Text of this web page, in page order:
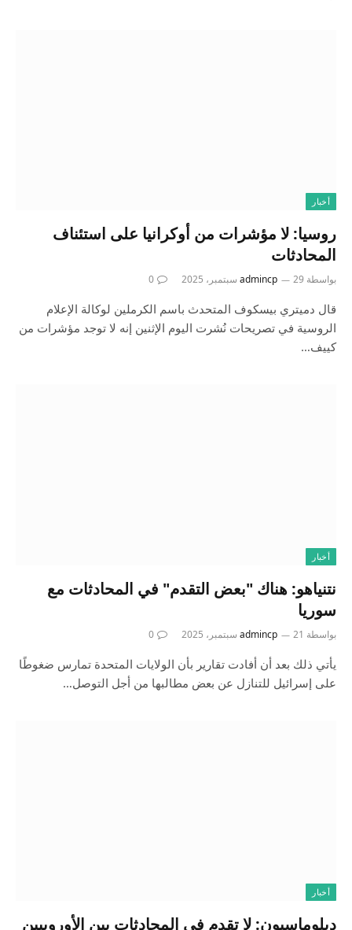
أخبار
روسيا: لا مؤشرات من أوكرانيا على استئناف
المحادثات
بواسطة admincp 29 سبتمبر، 2025 0
قال دميتري بيسكوف المتحدث باسم الكرملين لوكالة الإعلام
الروسية في تصريحات نُشرت اليوم الإثنين إنه لا توجد مؤشرات من
كييف…
أخبار
نتنياهو: هناك "بعض التقدم" في المحادثات مع
سوريا
بواسطة admincp 21 سبتمبر، 2025 0
يأتي ذلك بعد أن أفادت تقارير بأن الولايات المتحدة تمارس ضغوطًا
على إسرائيل للتنازل عن بعض مطالبها من أجل التوصل…
أخبار
دبلوماسيون: لا تقدم في المحادثات بين الأوروبيين